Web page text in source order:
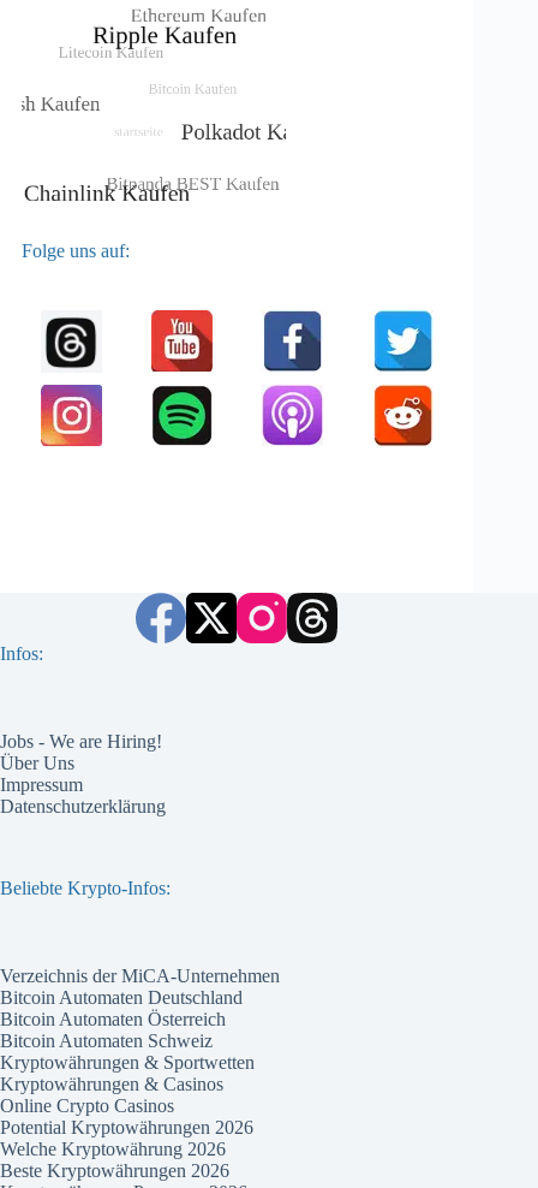
Folge uns auf:
Infos:
Jobs - We are Hiring!
Über Uns
Impressum
Datenschutzerklärung
Beliebte Krypto-Infos:
Verzeichnis der MiCA-Unternehmen
Bitcoin Automaten Deutschland
Bitcoin Automaten Österreich
Bitcoin Automaten Schweiz
Kryptowährungen & Sportwetten
Kryptowährungen & Casinos
Online Crypto Casinos
Potential Kryptowährungen 2026
Welche Kryptowährung 2026
Beste Kryptowährungen 2026